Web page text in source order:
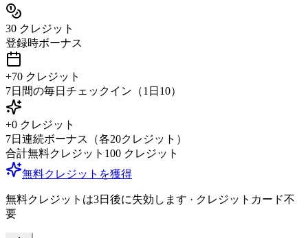
30 クレジット
登録時ボーナス
+70 クレジット
7日間の毎日チェックイン（1日10）
+0 クレジット
7日連続ボーナス（各20クレジット）
合計無料クレジット 100 クレジット
無料クレジットを獲得
無料クレジットは3日後に失効します · クレジットカード不
要